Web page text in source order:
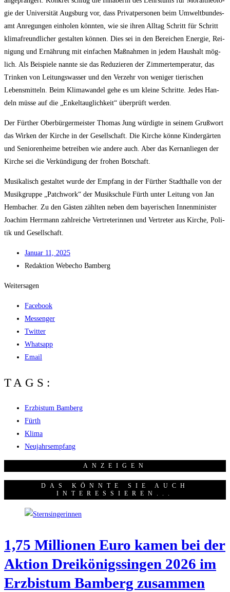
gie der Uni­ver­si­tät Augs­burg vor, dass Pri­vat­per­so­nen beim Umwelt­bun­des­
amt Anre­gun­gen ein­ho­len könn­ten, wie sie ihren All­tag Schritt für Schritt
kli­ma­freund­li­cher gestal­ten kön­nen. Dies sei in den Berei­chen Ener­gie, Rei­
ni­gung und Ernäh­rung mit ein­fa­chen Maß­nah­men in jedem Haus­halt mög­
lich. Als Bei­spie­le nann­te sie das Redu­zie­ren der Zim­mer­tem­pe­ra­tur, das
Trin­ken von Lei­tungs­was­ser und den Ver­zehr von weni­ger tie­ri­schen
Lebens­mit­teln. Beim Kli­ma­wan­del gehe es um klei­ne Schrit­te. Jedes Han­
deln müs­se auf die „Enkel­taug­lich­keit“ über­prüft werden.
Der Für­ther Ober­bür­ger­meis­ter Tho­mas Jung wür­dig­te in sei­nem Gruß­wort
das Wir­ken der Kir­che in der Gesell­schaft. Die Kir­che kön­ne Kin­der­gär­ten
und Senio­ren­hei­me betrei­ben wie ande­re auch. Aber das Kern­an­lie­gen der
Kir­che sei die Ver­kün­di­gung der fro­hen Botschaft.
Musi­ka­lisch gestal­tet wur­de der Emp­fang in der Für­ther Stadt­hal­le von der
Musik­grup­pe „Patch­work“ der Musik­schu­le Fürth unter Lei­tung von Jan
Hem­ba­cher. Zu den Gäs­ten zähl­ten neben dem baye­ri­schen Innen­mi­nis­ter
Joa­chim Herr­mann zahl­rei­che Ver­tre­te­rin­nen und Ver­tre­ter aus Kir­che, Poli­
tik und Gesellschaft.
Janu­ar 11, 2025
Redak­ti­on Web­echo Bamberg
Weitersagen
Facebook
Messenger
Twitter
Whatsapp
Email
TAGS:
Erzbistum Bamberg
Fürth
Klima
Neujahrsempfang
ANZEI­GEN
DAS KÖNNTE SIE AUCH
INTERESSIEREN...
1,75 Mil­lio­nen Euro kamen bei der
Akti­on Drei­kö­nigs­sin­gen 2026 im
Erz­bis­tum Bam­berg zusammen